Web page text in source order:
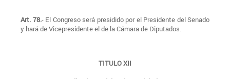
Art. 78.- El Congreso será presidido por el Presidente del Senado
y hará de Vicepresidente el de la Cámara de Diputados.
TITULO XII